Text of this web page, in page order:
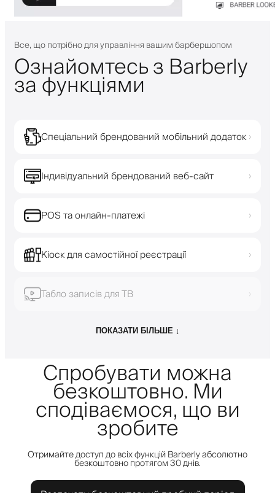
Все, що потрібно для управління вашим барбершопом
Ознайомтесь з Barberly
за функціями
Спеціальний брендований мобільний додаток ›
Індивідуальний брендований веб-сайт ›
POS та онлайн-платежі ›
Кіоск для самостійної реєстрації ›
Табло записів для ТВ ›
ПОКАЗАТИ БІЛЬШЕ ↓
Спробувати можна
безкоштовно. Ми
сподіваємося, що ви
зробите
Отримайте доступ до всіх функцій Barberly абсолютно
безкоштовно протягом 30 днів.